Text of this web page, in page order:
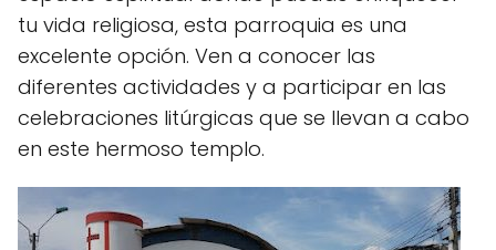
tu vida religiosa, esta parroquia es una
excelente opción. Ven a conocer las
diferentes actividades y a participar en las
celebraciones litúrgicas que se llevan a cabo
en este hermoso templo.